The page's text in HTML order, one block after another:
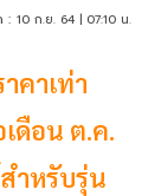
: 10 ก.ย. 64 | 07:10 น.
คาเท่า
ดือน ต.ค.
ำหรับรุ่น